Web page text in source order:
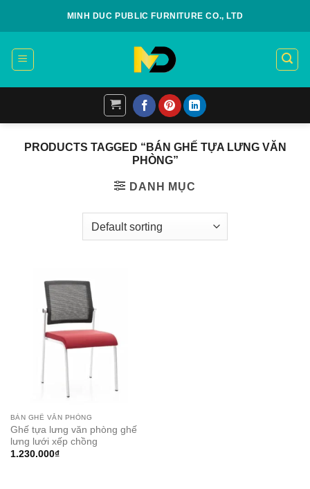
MINH DUC PUBLIC FURNITURE CO., LTD
PRODUCTS TAGGED “BÁN GHẾ TỰA LƯNG VĂN
PHÒNG”
DANH MỤC
BÀN GHẾ VĂN PHÒNG
Ghế tựa lưng văn phòng ghế
lưng lưới xếp chồng
1.230.000₫